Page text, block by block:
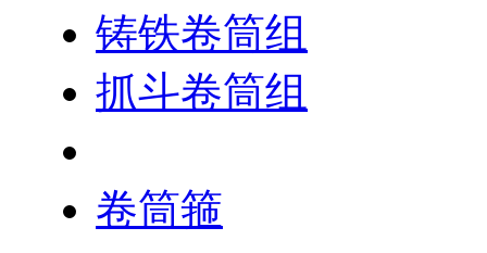
铸铁卷筒组
抓斗卷筒组
卷筒箍